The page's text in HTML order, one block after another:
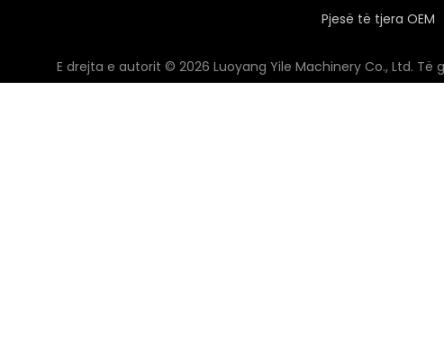
Pjesë të tjera OEM
E drejta e autorit © 2026 Luoyang Yile Machinery Co., Ltd. Të